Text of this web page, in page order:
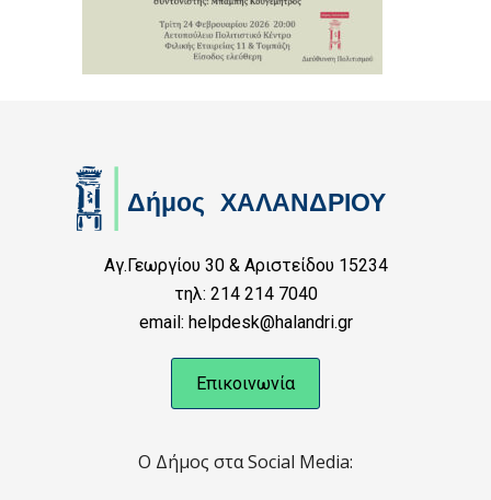
Αγ.Γεωργίου 30 & Αριστείδου 15234
τηλ: 214 214 7040
email: helpdesk@halandri.gr
Επικοινωνία
Ο Δήμος στα Social Media: